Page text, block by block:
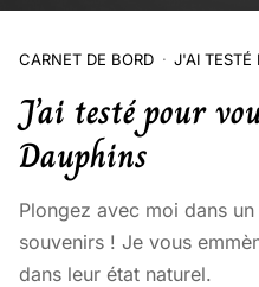
CARNET DE BORD J'AI TESTÉ
J’ai testé pour
Dauphins
Plongez avec moi dans
souvenirs ! Je vous
dans leur état naturel.